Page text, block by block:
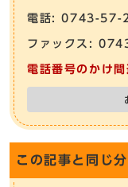
電話: 0743-57-
ファックス:
電話番号のかけ間
この記事と同じ